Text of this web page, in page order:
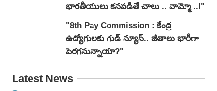
భారతీయులు కనపడితే చాలు .. వామ్మో ..!"
"8th Pay Commission : కేంద్ర
ఉద్యోగులకు గుడ్ న్యూస్.. జీతాలు భారీగా
పెరగనున్నాయా?"
Latest News